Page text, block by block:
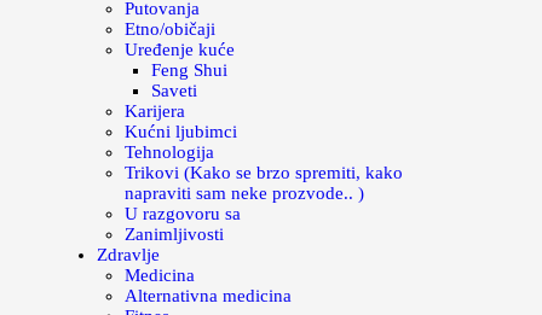
Putovanja
Etno/običaji
Uređenje kuće
Feng Shui
Saveti
Karijera
Kućni ljubimci
Tehnologija
Trikovi (Kako se brzo spremiti, kako
napraviti sam neke prozvode.. )
U razgovoru sa
Zanimljivosti
Zdravlje
Medicina
Alternativna medicina